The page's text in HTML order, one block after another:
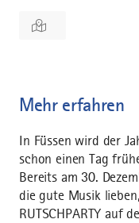
Mehr erfahren
In Füssen wird der
schon einen Tag
Bereits am 30.
die gute Musik
RUTSCHPARTY auf